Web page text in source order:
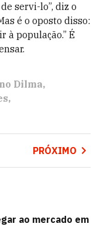
servi-lo”, diz o
é o oposto disso:
à população.” É
Dilma
PRÓXIMO
ao mercado em